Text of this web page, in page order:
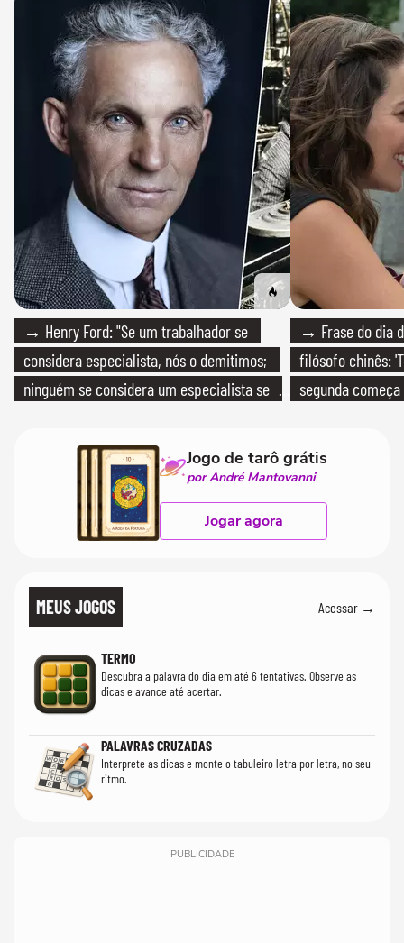
→ Henry Ford: "Se um trabalhador se
considera especialista, nós o demitimos;
ninguém se considera um especialista se
→ Frase do dia
filósofo chinês:
segunda
Jogo de tarô grátis
por André Mantovanni
Jogar agora
MEUS JOGOS Acessar →
TERMO
Descubra a palavra do dia em até 6 tentativas. Observe as
dicas e avance até acertar.
PALAVRAS CRUZADAS
Interprete as dicas e monte o tabuleiro letra por letra, no seu
ritmo.
PUBLICIDADE